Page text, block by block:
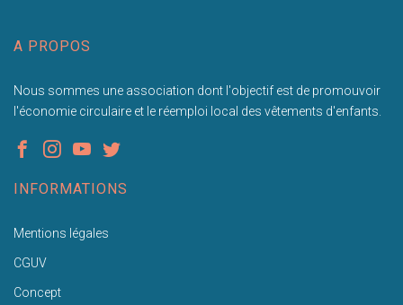
A PROPOS
Nous sommes une association dont l'objectif est de promouvoir
l'économie circulaire et le réemploi local des vêtements d'enfants.
INFORMATIONS
Mentions légales
CGUV
Concept